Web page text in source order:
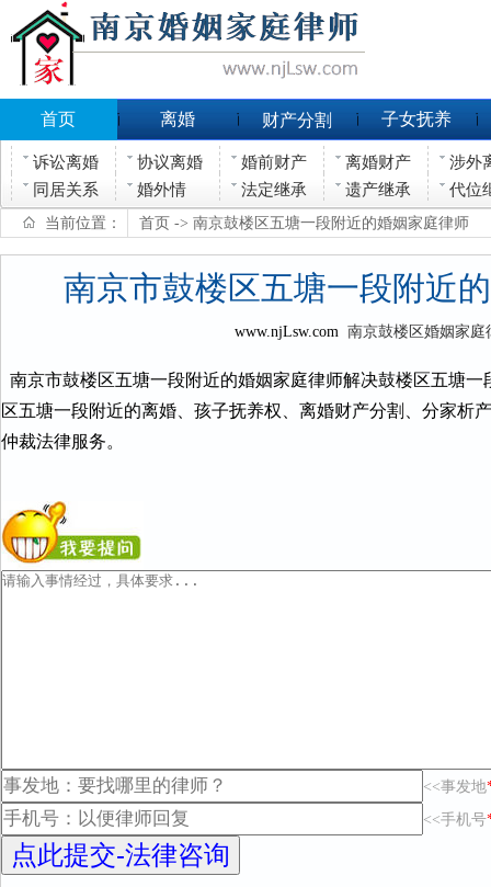
首页 离婚 财产分割 子女抚养
诉讼离婚 协议离婚 婚前财产 离婚财产
涉外
同居关系
婚外情 法定继承 遗产继承 代位
当前位置： 首页 -> 南京鼓楼区五塘一段附近的婚姻家庭律师
南京市鼓楼区五塘一段附近
www.njLsw.com南京鼓楼区婚姻家庭
南京市鼓楼区五塘一段附近的婚姻家庭律师解决鼓楼区五塘
区五塘一段附近的离婚、孩子抚养权、离婚财产分割、分家析
仲裁法律服务。
<<事发地
<<手机号